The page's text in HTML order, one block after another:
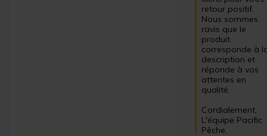
retour positif.
Nous sommes
ravis que le
produit
corresponde à
description et
réponde à vos
attentes en
qualité.
Cordialement,
L'équipe Pacific
Pêche.